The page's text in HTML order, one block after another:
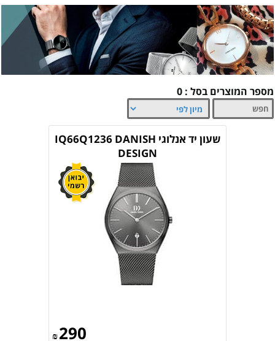
מספר המוצרים בסל : 0
שעון יד אנלוגי IQ66Q1236 DANISH
DESIGN
₪290